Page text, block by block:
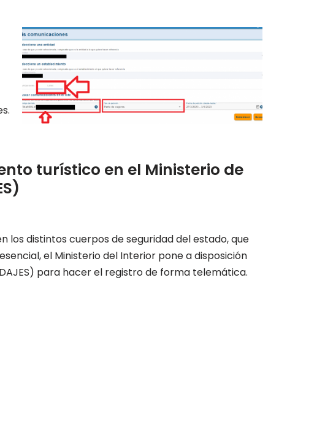
turístico en el Ministerio de
los distintos cuerpos de seguridad del estado, que
el Ministerio del Interior pone a disposición
para hacer el registro de forma telemática.